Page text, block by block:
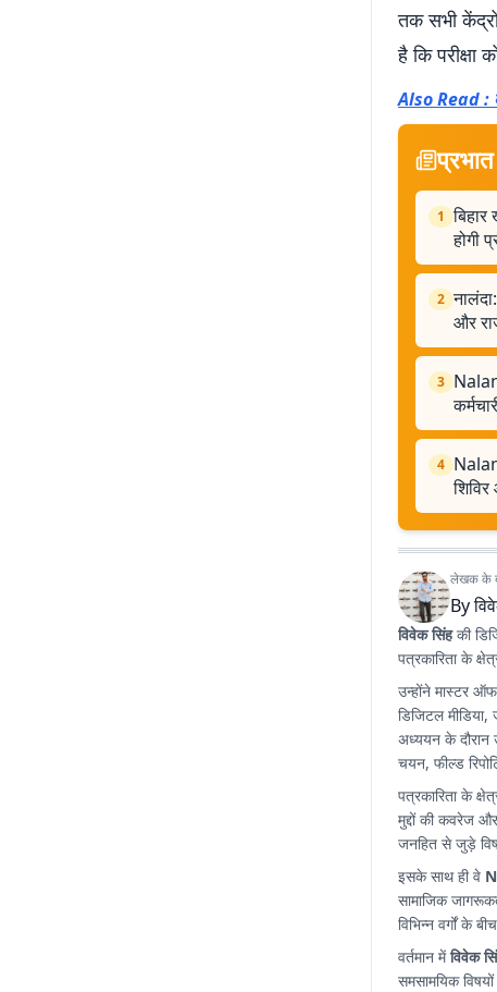
तक सभी केंद्रों
है कि परीक्षा
Also Read :
1
होगी
2
और
3
4
लेखक के
By
विवेक सिंहकी
पत्रकारिता के
उन्होंने मास्टर
डिजिटल
अध्ययन के दौरान
चयन, फील्ड
पत्रकारिता के
मुद्दों की कवरेज
जनहित से जुड़े
इसके साथ ही वे
सामाजिक
विभिन्न वर्गों के
वर्तमान मेंविवेक
समसामयिक